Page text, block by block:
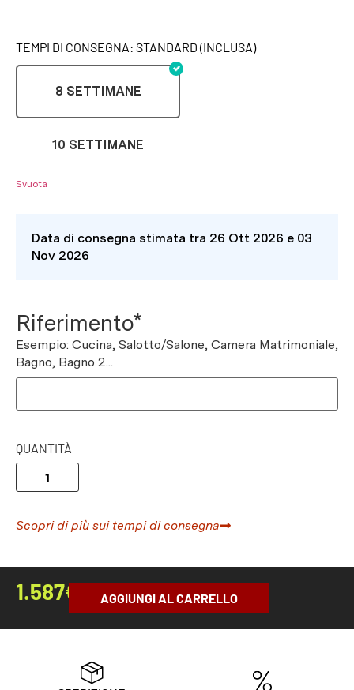
TEMPI DI CONSEGNA: STANDARD (INCLUSA)
8 SETTIMANE
10 SETTIMANE
Svuota
Data di consegna stimata tra 26 Ott 2026 e 03
Nov 2026
Riferimento*
Esempio: Cucina, Salotto/Salone, Camera Matrimoniale,
Bagno, Bagno 2...
QUANTITÀ
Scopri di più sui tempi di consegna
1.587€ AGGIUNGI AL CARRELLO